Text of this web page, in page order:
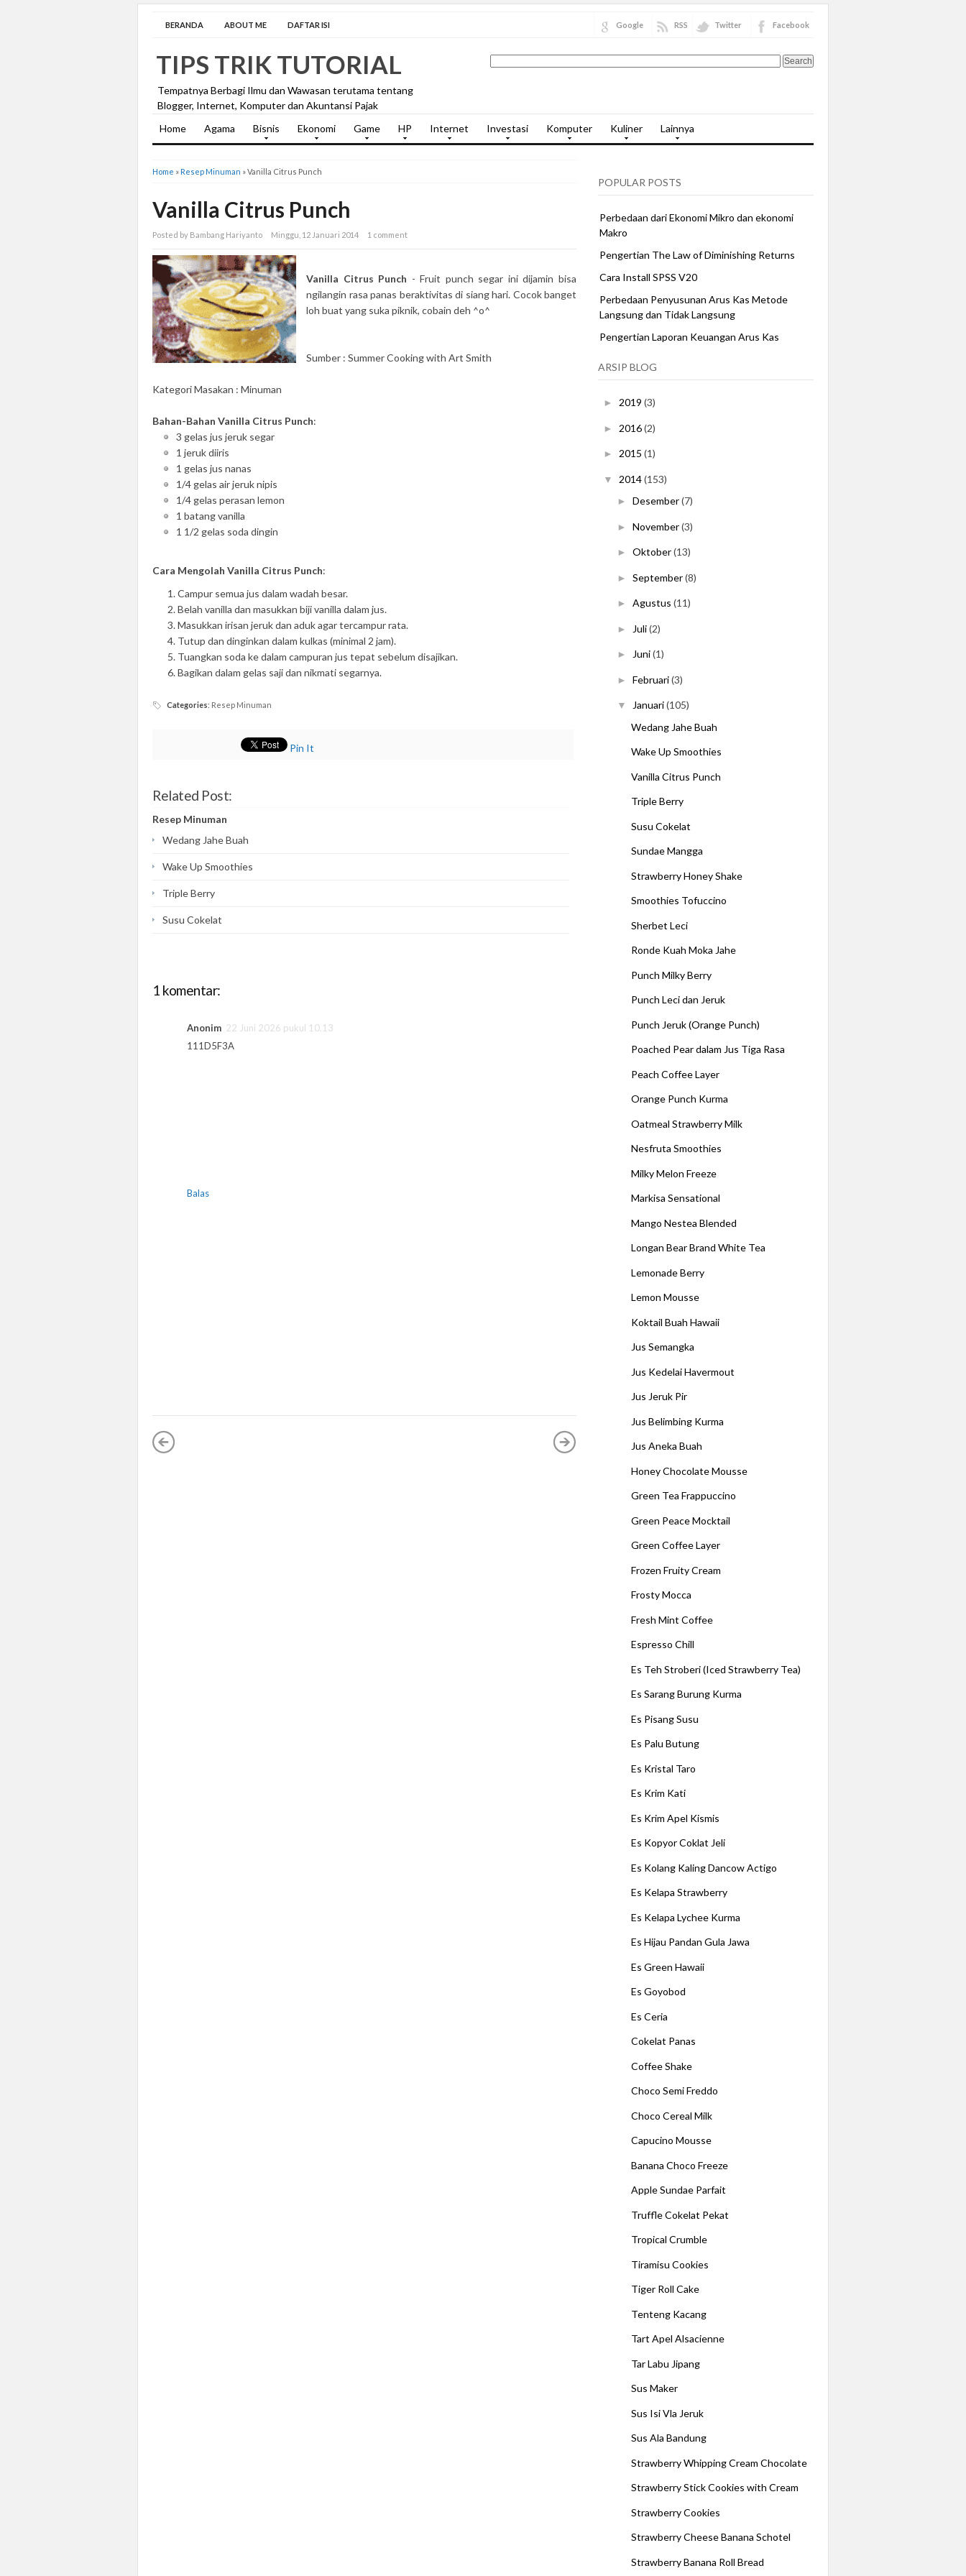
BERANDA ABOUT ME DAFTAR ISI Facebook
Twitter
RSS
Google
TIPS TRIK TUTORIAL
Tempatnya Berbagi Ilmu dan Wawasan terutama tentang
Blogger, Internet, Komputer dan Akuntansi Pajak
Home
Agama Bisnis Ekonomi Game HP Internet Investasi Komputer Kuliner Lainnya
Home » Resep Minuman »Vanilla Citrus Punch
Vanilla Citrus Punch
Posted by Bambang Hariyanto Minggu, 12 Januari 2014 1 comment
Vanilla Citrus Punch - Fruit punch segar ini dijamin bisa
ngilangin rasa panas beraktivitas di siang hari. Cocok banget
loh buat yang suka piknik, cobain deh ^o^
Sumber : Summer Cooking with Art Smith
Kategori Masakan : Minuman
Bahan-Bahan Vanilla Citrus Punch:
3 gelas jus jeruk segar
1 jeruk diiris
1 gelas jus nanas
1/4 gelas air jeruk nipis
1/4 gelas perasan lemon
1 batang vanilla
1 1/2 gelas soda dingin
Cara Mengolah Vanilla Citrus Punch:
Campur semua jus dalam wadah besar.
Belah vanilla dan masukkan biji vanilla dalam jus.
Masukkan irisan jeruk dan aduk agar tercampur rata.
Tutup dan dinginkan dalam kulkas (minimal 2 jam).
Tuangkan soda ke dalam campuran jus tepat sebelum disajikan.
Bagikan dalam gelas saji dan nikmati segarnya.
Categories: Resep Minuman
Pin It
Related Post:
Resep Minuman
Wedang Jahe Buah
Wake Up Smoothies
Triple Berry
Susu Cokelat
1 komentar:
Anonim 22 Juni 2026 pukul 10.13
111D5F3A
Balas
POPULAR POSTS
Perbedaan dari Ekonomi Mikro dan ekonomi
Makro
Pengertian The Law of Diminishing Returns
Cara Install SPSS V20
Perbedaan Penyusunan Arus Kas Metode
Langsung dan Tidak Langsung
Pengertian Laporan Keuangan Arus Kas
ARSIP BLOG
► 2019 (3)
► 2016(2)
► 2015 (1)
▼ 2014(153)
► Desember(7)
► November(3)
► Oktober(13)
► September(8)
► Agustus (11)
► Juli(2)
► Juni(1)
► Februari(3)
▼ Januari(105)
Wedang Jahe Buah
Wake Up Smoothies
Vanilla Citrus Punch
Triple Berry
Susu Cokelat
Sundae Mangga
Strawberry Honey Shake
Smoothies Tofuccino
Sherbet Leci
Ronde Kuah Moka Jahe
Punch Milky Berry
Punch Leci dan Jeruk
Punch Jeruk (Orange Punch)
Poached Pear dalam Jus Tiga Rasa
Peach Coffee Layer
Orange Punch Kurma
Oatmeal Strawberry Milk
Nesfruta Smoothies
Milky Melon Freeze
Markisa Sensational
Mango Nestea Blended
Longan Bear Brand White Tea
Lemonade Berry
Lemon Mousse
Koktail Buah Hawaii
Jus Semangka
Jus Kedelai Havermout
Jus Jeruk Pir
Jus Belimbing Kurma
Jus Aneka Buah
Honey Chocolate Mousse
Green Tea Frappuccino
Green Peace Mocktail
Green Coffee Layer
Frozen Fruity Cream
Frosty Mocca
Fresh Mint Coffee
Espresso Chill
Es Teh Stroberi (Iced Strawberry Tea)
Es Sarang Burung Kurma
Es Pisang Susu
Es Palu Butung
Es Kristal Taro
Es Krim Kati
Es Krim Apel Kismis
Es Kopyor Coklat Jeli
Es Kolang Kaling Dancow Actigo
Es Kelapa Strawberry
Es Kelapa Lychee Kurma
Es Hijau Pandan Gula Jawa
Es Green Hawaii
Es Goyobod
Es Ceria
Cokelat Panas
Coffee Shake
Choco Semi Freddo
Choco Cereal Milk
Capucino Mousse
Banana Choco Freeze
Apple Sundae Parfait
Truffle Cokelat Pekat
Tropical Crumble
Tiramisu Cookies
Tiger Roll Cake
Tenteng Kacang
Tart Apel Alsacienne
Tar Labu Jipang
Sus Maker
Sus Isi Vla Jeruk
Sus Ala Bandung
Strawberry Whipping Cream Chocolate
Strawberry Stick Cookies with Cream
Strawberry Cookies
Strawberry Cheese Banana Schotel
Strawberry Banana Roll Bread